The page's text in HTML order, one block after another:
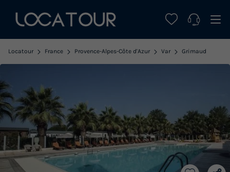
Locatour France Provence-Alpes-Côte d'Azur Var Grimaud